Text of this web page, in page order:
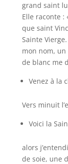
grand saint
Elle raconte :
que saint
Sainte
mon nom,
de blanc me
Venez à la
Vers minuit
Voici la
alors
de soie, une